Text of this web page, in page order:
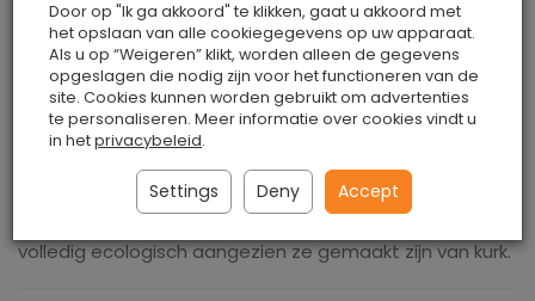
Een elegante dop van natuurkurk - stijlvol, natuurlijk en
vochtbestendig. Laat uw vrienden en familie zien dat u
milieubewust bent en geïnteresseerd bent in ecologie.
We omringen ons allemaal graag met mooie
accessoires. Hier vindt u een breed scala aan
handtassen, portemonnees en andere kleine artikelen
die uitsluitend zijn gemaakt van natuurlijke
volledig ecologisch aangezien ze gemaakt zijn van kurk.
Door op "Ik ga akkoord" te klikken, gaat u akkoord met
het opslaan van alle cookiegegevens op uw apparaat.
Als u op “Weigeren” klikt, worden alleen de gegevens
opgeslagen die nodig zijn voor het functioneren van de
site. Cookies kunnen worden gebruikt om advertenties
te personaliseren. Meer informatie over cookies vindt u
in hetprivacybeleid.
Settings Deny Accept